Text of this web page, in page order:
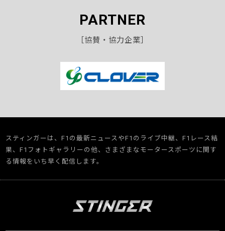
PARTNER
［協賛・協力企業］
スティンガーは、F1の最新ニュースやF1のライブ中継、F1レース結
果、F1フォトギャラリーの他、さまざまなモータースポーツに関す
る情報をいち早く配信します。